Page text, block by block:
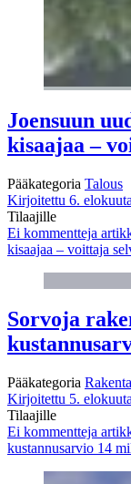
Joensuun
kisaajaa –
Pääkategoria Talous
Kirjoitettu 6.
Tilaajille
Ei kommentteja
kisaajaa – voittaja
Sorvoja
Pääkategoria
Kirjoitettu 5.
Tilaajille
Ei kommentteja
kustannusarvio 14